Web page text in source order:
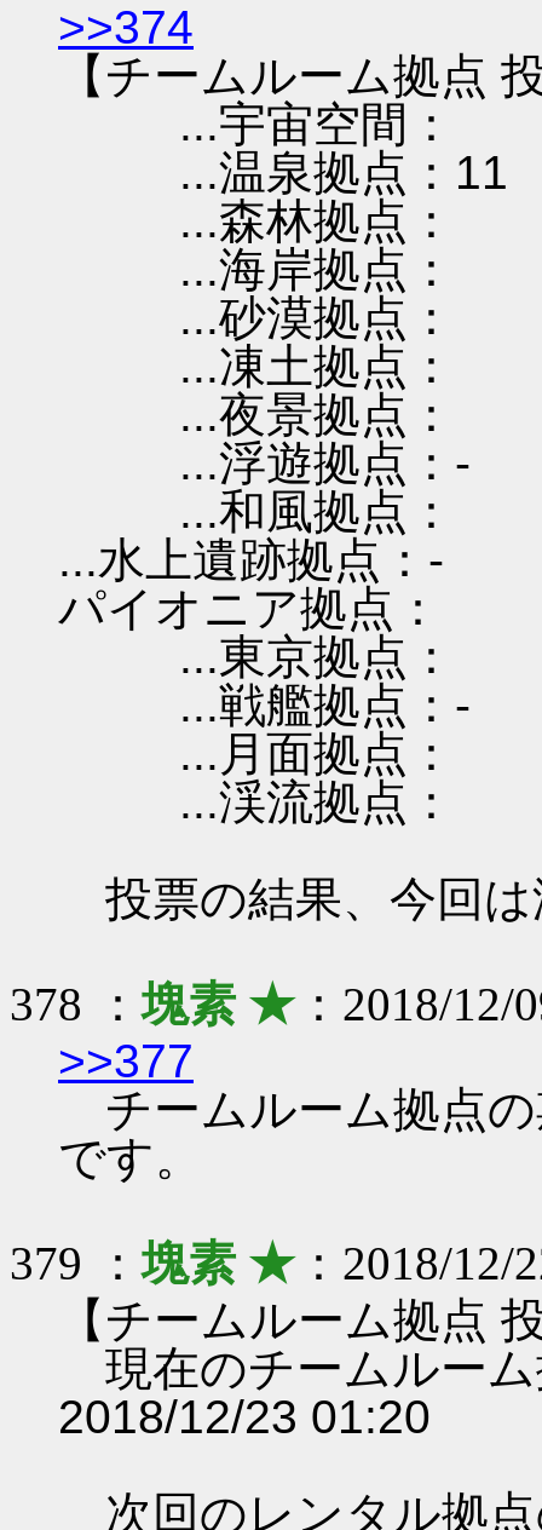
>>374
【チームルーム拠点
...宇宙空間：
...温泉拠点：11
...森林拠点：
...海岸拠点：
...砂漠拠点：
...凍土拠点：
...夜景拠点：
...浮遊拠点：-
...和風拠点：
...水上遺跡拠点：-
パイオニア拠点：
...東京拠点：
...戦艦拠点：-
...月面拠点：
...渓流拠点：
投票の結果、今回
378 ：塊素 ★：2018/12/
>>377
チームルーム拠点
です。
379 ：塊素 ★：2018/12/
【チームルーム拠点
現在のチームルー
2018/12/23 01:20
次回のレンタル拠